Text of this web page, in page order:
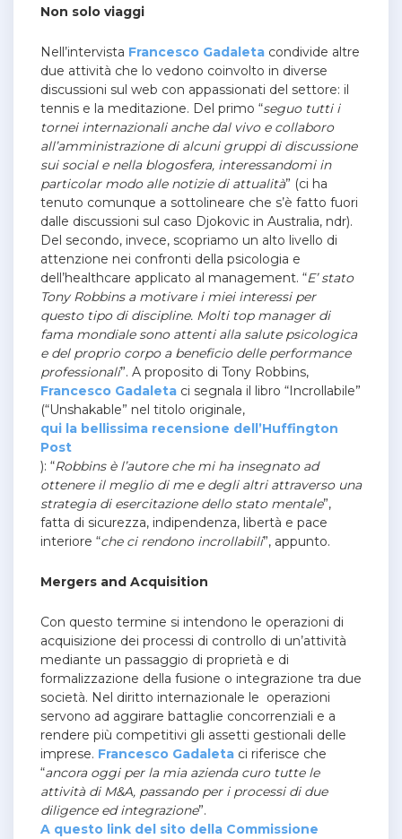
Non solo viaggi
Nell’intervista Francesco Gadaleta condivide altre
due attività che lo vedono coinvolto in diverse
discussioni sul web con appassionati del settore: il
tennis e la meditazione. Del primo “seguo tutti i
tornei internazionali anche dal vivo e collaboro
all’amministrazione di alcuni gruppi di discussione
sui social e nella blogosfera, interessandomi in
particolar modo alle notizie di attualità” (ci ha
tenuto comunque a sottolineare che s’è fatto fuori
dalle discussioni sul caso Djokovic in Australia, ndr).
Del secondo, invece, scopriamo un alto livello di
attenzione nei confronti della psicologia e
dell’healthcare applicato al management. “E’ stato
Tony Robbins a motivare i miei interessi per
questo tipo di discipline. Molti top manager di
fama mondiale sono attenti alla salute psicologica
e del proprio corpo a beneficio delle performance
professionali”. A proposito di Tony Robbins,
Francesco Gadaleta ci segnala il libro “Incrollabile”
(“Unshakable” nel titolo originale,
qui la bellissima recensione dell’Huffington
Post
): “Robbins è l’autore che mi ha insegnato ad
ottenere il meglio di me e degli altri attraverso una
strategia di esercitazione dello stato mentale”,
fatta di sicurezza, indipendenza, libertà e pace
interiore “che ci rendono incrollabili”, appunto.
Mergers and Acquisition
Con questo termine si intendono le operazioni di
acquisizione dei processi di controllo di un’attività
mediante un passaggio di proprietà e di
formalizzazione della fusione o integrazione tra due
società. Nel diritto internazionale le operazioni
servono ad aggirare battaglie concorrenziali e a
rendere più competitivi gli assetti gestionali delle
imprese. Francesco Gadaleta ci riferisce che
“ancora oggi per la mia azienda curo tutte le
attività di M&A, passando per i processi di due
diligence ed integrazione”.
A questo link del sito della Commissione